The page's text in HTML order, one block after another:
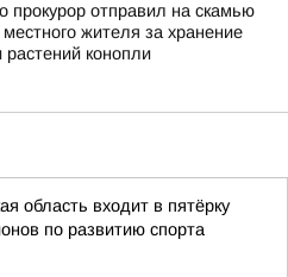
прокурор отправил на скамью
жителя за хранение
конопли
область входит в пятёрку
по развитию спорта